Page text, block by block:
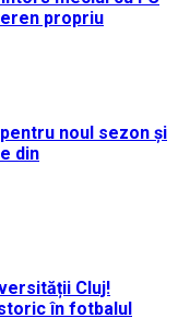
propriu
noul sezon și
din
Cluj!
în fotbalul